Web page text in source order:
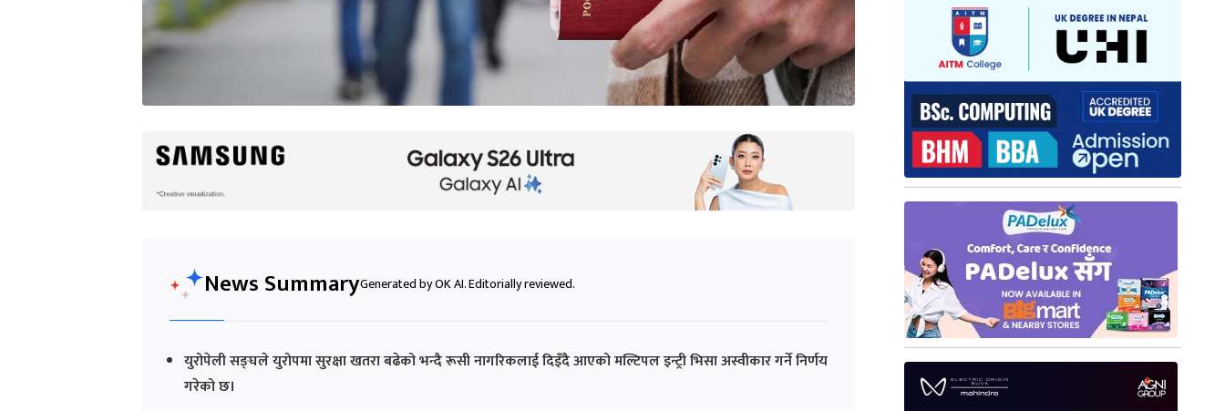
News SummaryGenerated by OK AI. Editorially reviewed.
युरोपेली सङ्घले युरोपमा सुरक्षा खतरा बढेको भन्दै रूसी नागरिकलाई दिइँदै आएको मल्टिपल इन्ट्री भिसा अस्वीकार गर्ने निर्णय
गरेको छ।